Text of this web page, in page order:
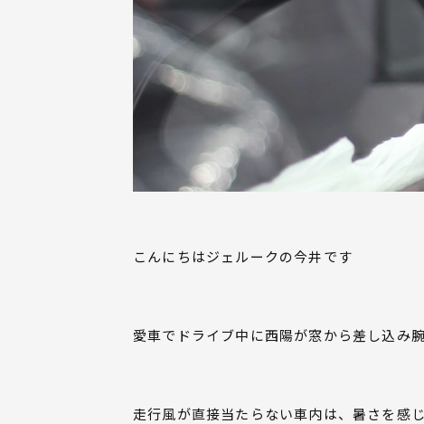
こんにちはジェルークの今井です
愛車でドライブ中に西陽が窓から差し込み
走行風が直接当たらない車内は、暑さを感